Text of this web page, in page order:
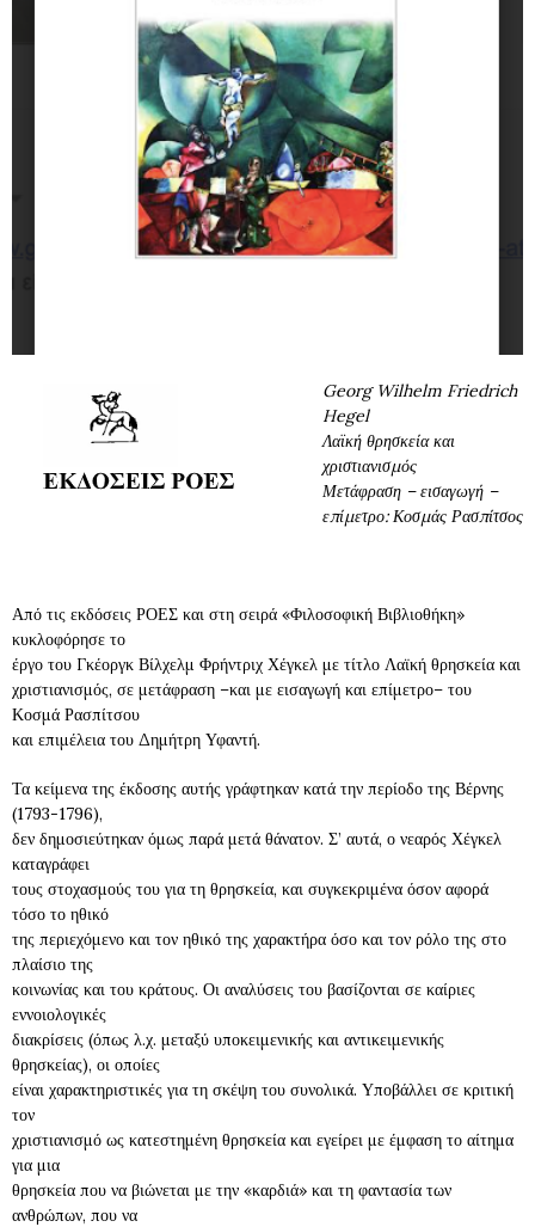
Georg Wilhelm Friedrich
Hegel
Λαϊκή θρησκεία και
χριστιανισμός
Μετάφραση – εισαγωγή –
επίμετρο: Κοσμάς Ρασπίτσος
Από τις εκδόσεις ΡΟΕΣ και στη σειρά «Φιλοσοφική Βιβλιοθήκη»
κυκλοφόρησε το
έργο του Γκέοργκ Βίλχελμ Φρήντριχ Χέγκελ με τίτλο Λαϊκή θρησκεία και
χριστιανισμός, σε μετάφραση –και με εισαγωγή και επίμετρο– του
Κοσμά Ρασπίτσου
και επιμέλεια του Δημήτρη Υφαντή.
Τα κείμενα της έκδοσης αυτής γράφτηκαν κατά την περίοδο της Βέρνης
(1793-1796),
δεν δημοσιεύτηκαν όμως παρά μετά θάνατον. Σ’ αυτά, ο νεαρός Χέγκελ
καταγράφει
τους στοχασμούς του για τη θρησκεία, και συγκεκριμένα όσον αφορά
τόσο το ηθικό
της περιεχόμενο και τον ηθικό της χαρακτήρα όσο και τον ρόλο της στο
πλαίσιο της
κοινωνίας και του κράτους. Οι αναλύσεις του βασίζονται σε καίριες
εννοιολογικές
διακρίσεις (όπως λ.χ. μεταξύ υποκειμενικής και αντικειμενικής
θρησκείας), οι οποίες
είναι χαρακτηριστικές για τη σκέψη του συνολικά. Υποβάλλει σε κριτική
τον
χριστιανισμό ως κατεστημένη θρησκεία και εγείρει με έμφαση το αίτημα
για μια
θρησκεία που να βιώνεται με την «καρδιά» και τη φαντασία των
ανθρώπων, που να